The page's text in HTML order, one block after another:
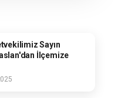
Sayın
İlçemize